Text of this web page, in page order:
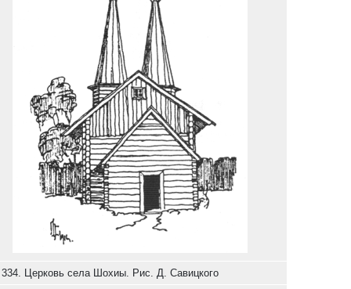
Церковь села Шохиы. Рис. Д. Савицкого